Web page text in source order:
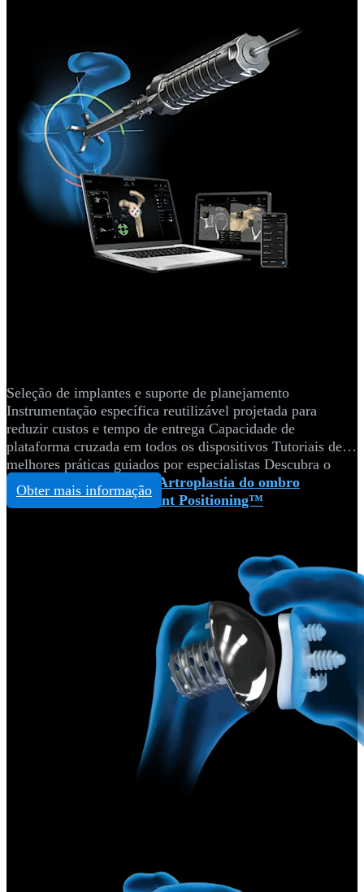
Seleção de implantes e suporte de planejamento
Instrumentação específica reutilizável projetada para
reduzir custos e tempo de entrega Capacidade de
plataforma cruzada em todos os dispositivos Tutoriais de
melhores práticas guiados por especialistas Descubra o
novo!
Página inicial - Artroplastia do ombro
Arthrex Virtual Implant Positioning™
Obter mais informação